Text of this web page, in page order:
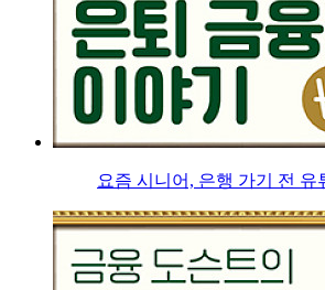
요즘 시니어, 은행 가기 전 유